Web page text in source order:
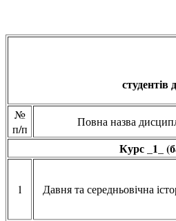
№
п/п
Повна назва
Курс _1_
1 Давня та середньовічна